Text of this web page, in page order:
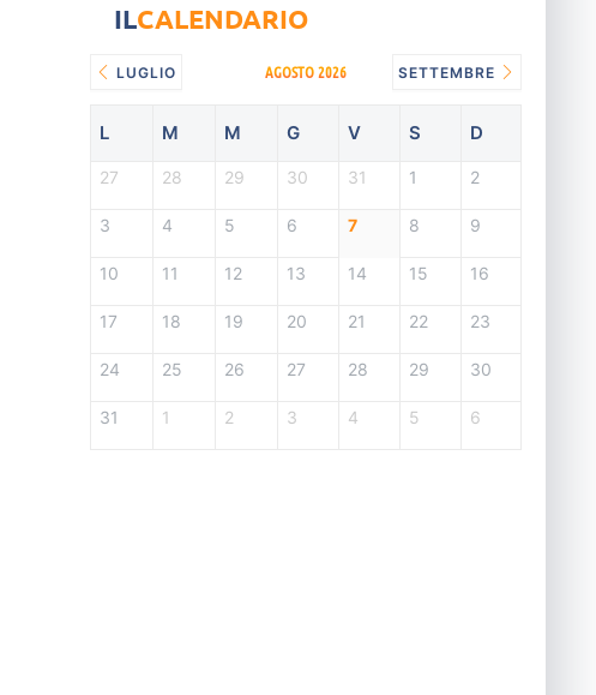
ILCALENDARIO
LUGLIO AGOSTO 2026 SETTEMBRE
L M M G V S D
27 28 29 30 31 1 2
3 4 5 6 7 8 9
10 11 12 13 14 15 16
17 18 19 20 21 22 23
24 25 26 27 28 29 30
31 1 2 3 4 5 6